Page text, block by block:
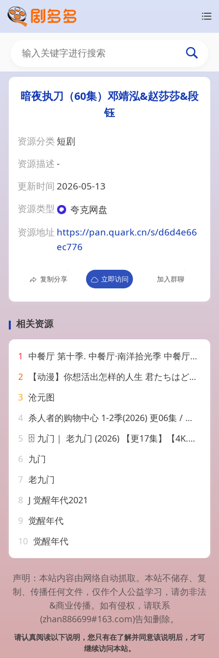
暗夜执刀（60集）邓靖泓&赵莎莎&段
钰
资源分类 短剧
资源描述-
更新时间 2026-05-13
资源类型
夸克网盘
资源地址 https://pan.quark.cn/s/d6d4e66
ec776
复制分享 立即访问 加入群聊
相关资源
1
中餐厅 第十季. 中餐厅·南洋拾光季 中餐厅10 (2026) 更新202…
2
【动漫】你想活出怎样的人生 君たちはどう生きるか[4K高清完整版
3 沧元图
4 杀人者的购物中心 1-2季(2026) 更06集 / 动作/悬疑
5 🗄 九门｜ 老九门 (2026) 【更17集】【4K.HQ.HDR】【高码率】【内嵌简中】【陈伟霆/陈瑶】【剧情/奇幻】
6 九门
7 老九门
8 J 觉醒年代2021
9 觉醒年代
10 觉醒年代
声明：本站内容由网络自动抓取。本站不储存、复
制、传播任何文件，仅作个人公益学习，请勿非法
&商业传播。如有侵权，请联系
(zhan886699#163.com)告知删除。
请认真阅读以下说明，您只有在了解并同意该说明后，才可
继续访问本站。